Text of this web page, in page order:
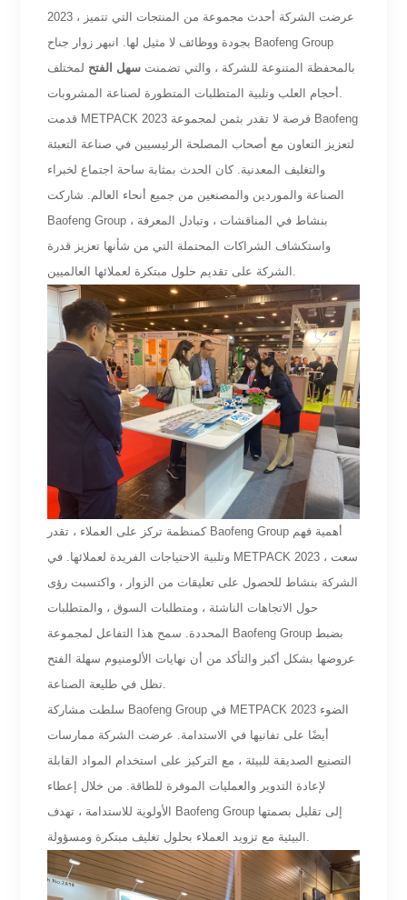
2023 ، عرضت الشركة أحدث مجموعة من المنتجات التي تتميز
بجودة ووظائف لا مثيل لها. انبهر زوار جناح Baofeng Group
بالمحفظة المتنوعة للشركة ، والتي تضمنت سهل الفتح لمختلف
أحجام العلب وتلبية المتطلبات المتطورة لصناعة المشروبات.
قدمت METPACK 2023 فرصة لا تقدر بثمن لمجموعة Baofeng
لتعزيز التعاون مع أصحاب المصلحة الرئيسيين في صناعة التعبئة
والتغليف المعدنية. كان الحدث بمثابة ساحة اجتماع لخبراء
الصناعة والموردين والمصنعين من جميع أنحاء العالم. شاركت
Baofeng Group بنشاط في المناقشات ، وتبادل المعرفة ،
واستكشاف الشراكات المحتملة التي من شأنها تعزيز قدرة
الشركة على تقديم حلول مبتكرة لعملائها العالميين.
كمنظمة تركز على العملاء ، تقدر Baofeng Group أهمية فهم
وتلبية الاحتياجات الفريدة لعملائها. في METPACK 2023 ، سعت
الشركة بنشاط للحصول على تعليقات من الزوار ، واكتسبت رؤى
حول الاتجاهات الناشئة ، ومتطلبات السوق ، والمتطلبات
المحددة. سمح هذا التفاعل لمجموعة Baofeng Group بضبط
عروضها بشكل أكبر والتأكد من أن نهايات الألومنيوم سهلة الفتح
سلطت مشاركة Baofeng Group في METPACK 2023 الضوء
أيضًا على تفانيها في الاستدامة. عرضت الشركة ممارسات
التصنيع الصديقة للبيئة ، مع التركيز على استخدام المواد القابلة
لإعادة التدوير والعمليات الموفرة للطاقة. من خلال إعطاء
الأولوية للاستدامة ، تهدف Baofeng Group إلى تقليل بصمتها